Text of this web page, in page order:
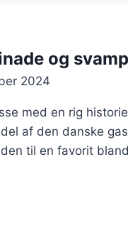
og
2024
med en rig
af den danske
til en favorit